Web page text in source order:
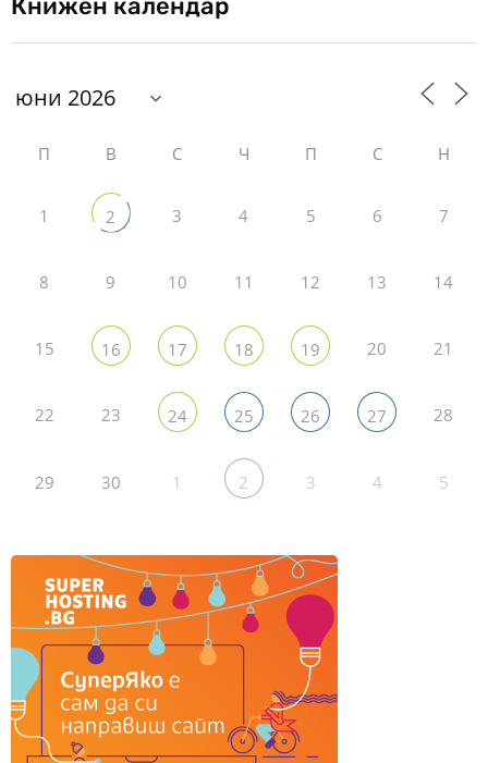
Книжен календар
П В С Ч П С Н
1 2 3 4 5 6 7
8 9 10 11 12 13 14
15 16 17 18 19 20 21
22 23 24 25 26 27 28
29 30 1 2 3 4 5